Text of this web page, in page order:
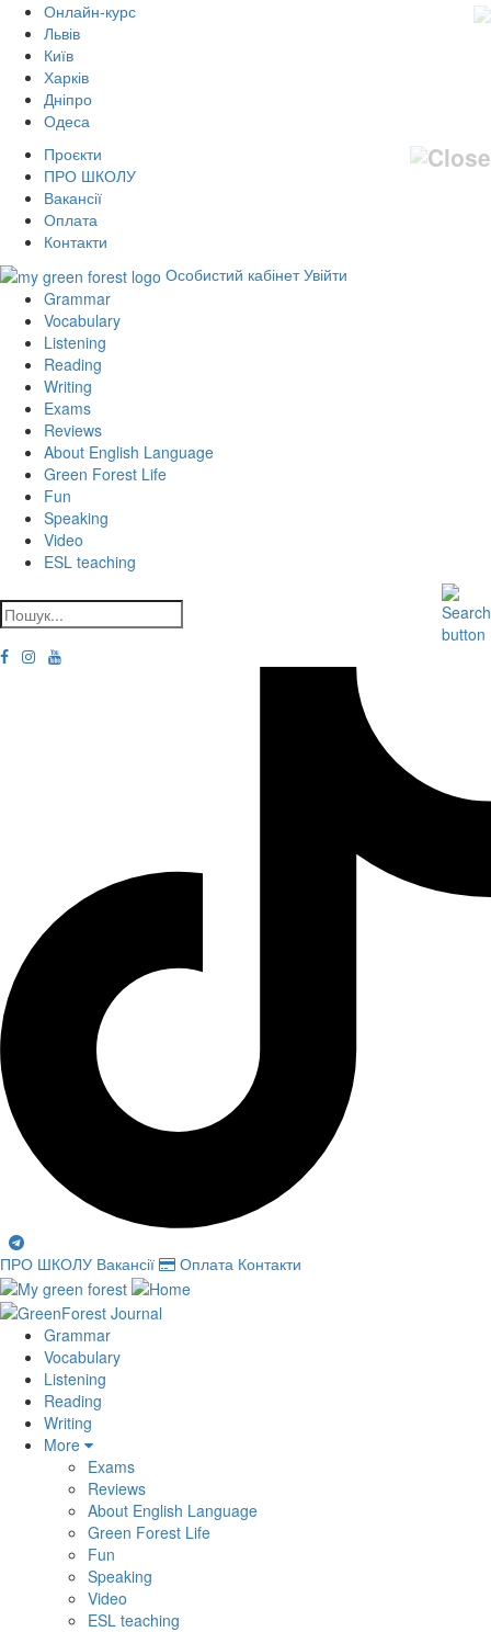
Онлайн-курс
Львів
Київ
Харків
Дніпро
Одеса
Проєкти
ПРО ШКОЛУ
Вакансії
Оплата
Контакти
Особистий кабінет Увійти
Grammar
Vocabulary
Listening
Reading
Writing
Exams
Reviews
About English Language
Green Forest Life
Fun
Speaking
Video
ESL teaching
ПРО ШКОЛУ Вакансії Оплата Контакти
Grammar
Vocabulary
Listening
Reading
Writing
More
Exams
Reviews
About English Language
Green Forest Life
Fun
Speaking
Video
ESL teaching